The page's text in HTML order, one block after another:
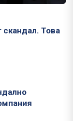
скандал. Това